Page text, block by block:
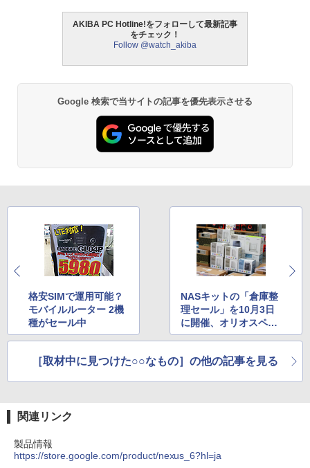
AKIBA PC Hotline!をフォローして最新記事
をチェック！
Follow @watch_akiba
Google 検索で当サイトの記事を優先表示させる
格安SIMで運用可能？
モバイルルーター 2機
種がセール中
NASキットの「倉庫整
理セール」を10月3日
に開催、オリオスペッ
ク
［取材中に見つけた○○なもの］の他の記事を見る
関連リンク
製品情報
https://store.google.com/product/nexus_6?hl=ja